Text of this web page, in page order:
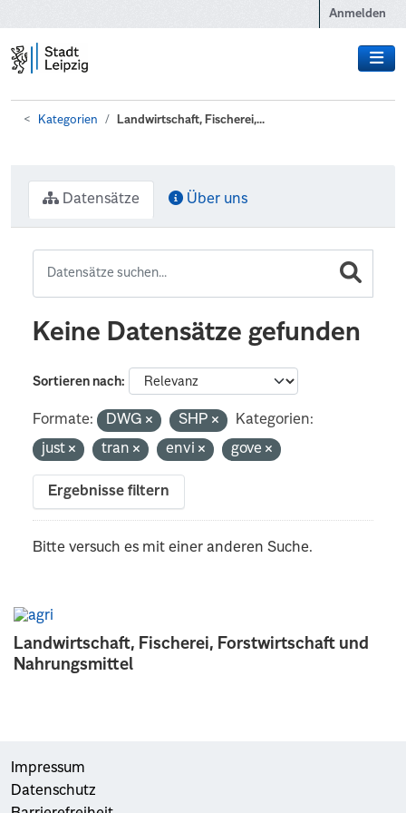
Anmelden
Kategorien Landwirtschaft, Fischerei,...
Landwirtschaft, Fischerei, Forstwirtschaft und
Nahrungsmittel
Datensätze Über uns
Keine Datensätze gefunden
Sortieren nach
Formate: DWG SHP
Kategorien:
just
tran envi gove
Ergebnisse filtern
Bitte versuch es mit einer anderen Suche.
Impressum
Datenschutz